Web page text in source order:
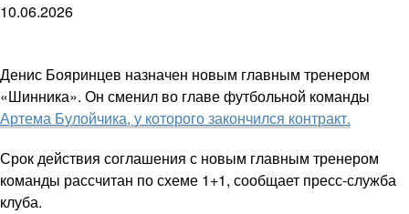
10.06.2026
Денис Бояринцев назначен новым главным тренером
«Шинника». Он сменил во главе футбольной команды
Артема Булойчика, у которого закончился контракт.
Срок действия соглашения с новым главным тренером
команды рассчитан по схеме 1+1, сообщает пресс-служба
клуба.